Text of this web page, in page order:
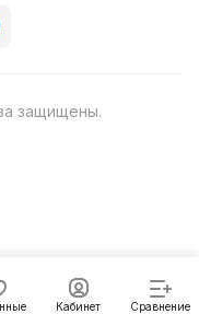
Кабинет Сравнение
защищены.